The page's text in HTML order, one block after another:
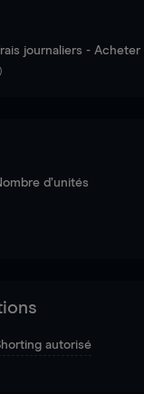
journaliers - Acheter
d’unités
autorisé